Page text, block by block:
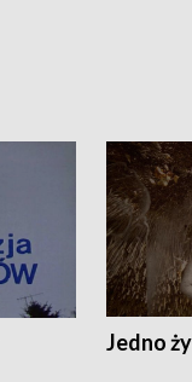
Jedno